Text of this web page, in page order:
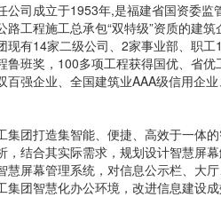
公司成立于1953年,是福建省国资委
路工程施工总承包“双特级”资质的建
现有14家二级公司、2家事业部、职
鲁班奖，100多项工程获得国优、省
百强企业、全国建筑业AAA级信用企业
集团打造集智能、便捷、高效于一体
，结合其实际需求，规划设计智慧屏
慧屏幕管理系统，对信息公示栏、大
团智慧化办公环境，改进信息建设成